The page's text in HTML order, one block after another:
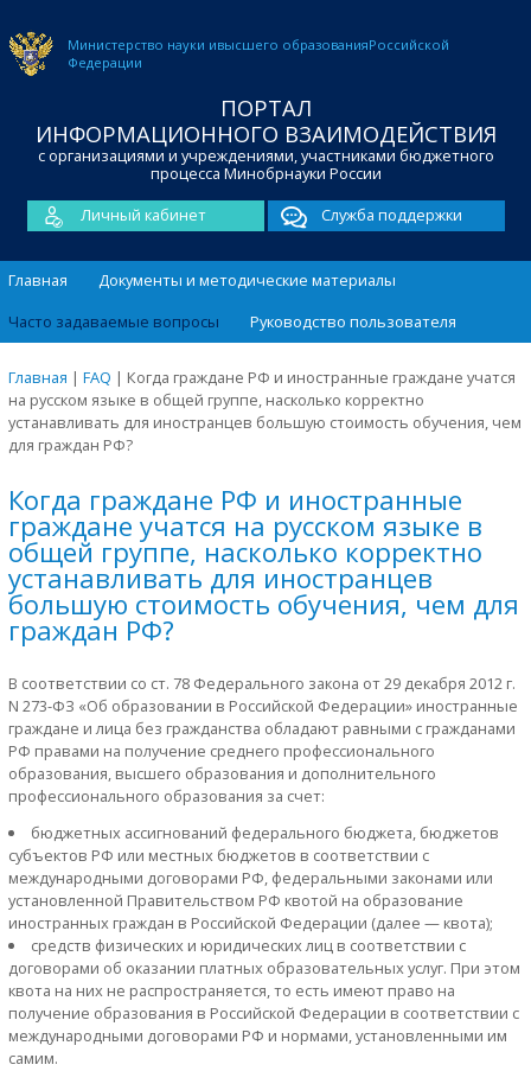
Министерство науки ивысшего образованияРоссийской
Федерации
ПОРТАЛ
ИНФОРМАЦИОННОГО ВЗАИМОДЕЙСТВИЯ
с организациями и учреждениями, участниками бюджетного
процесса Минобрнауки России
Личный кабинет
Служба поддержки
Главная
Документы и методические материалы
Часто задаваемые вопросы
Руководство пользователя
Главная | FAQ | Когда граждане РФ и иностранные граждане учатся
на русском языке в общей группе, насколько корректно
устанавливать для иностранцев большую стоимость обучения, чем
для граждан РФ?
Когда граждане РФ и иностранные
граждане учатся на русском языке в
общей группе, насколько корректно
устанавливать для иностранцев
большую стоимость обучения, чем для
граждан РФ?
В соответствии со ст. 78 Федерального закона от 29 декабря 2012 г.
N 273-ФЗ «Об образовании в Российской Федерации» иностранные
граждане и лица без гражданства обладают равными с гражданами
РФ правами на получение среднего профессионального
образования, высшего образования и дополнительного
профессионального образования за счет:
бюджетных ассигнований федерального бюджета, бюджетов
субъектов РФ или местных бюджетов в соответствии с
международными договорами РФ, федеральными законами или
установленной Правительством РФ квотой на образование
иностранных граждан в Российской Федерации (далее — квота);
средств физических и юридических лиц в соответствии с
договорами об оказании платных образовательных услуг. При этом
квота на них не распространяется, то есть имеют право на
получение образования в Российской Федерации в соответствии с
международными договорами РФ и нормами, установленными им
самим.